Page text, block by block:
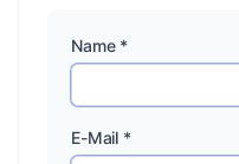
Name *
E-Mail *